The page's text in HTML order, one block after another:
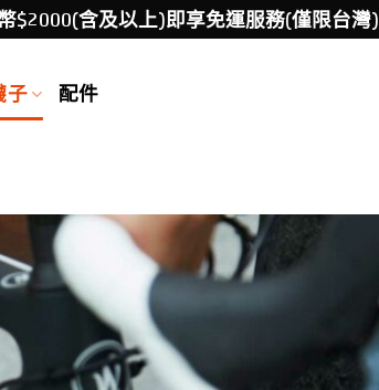
$2000(含及以上)即享免運服務(僅限台灣)
子 配件